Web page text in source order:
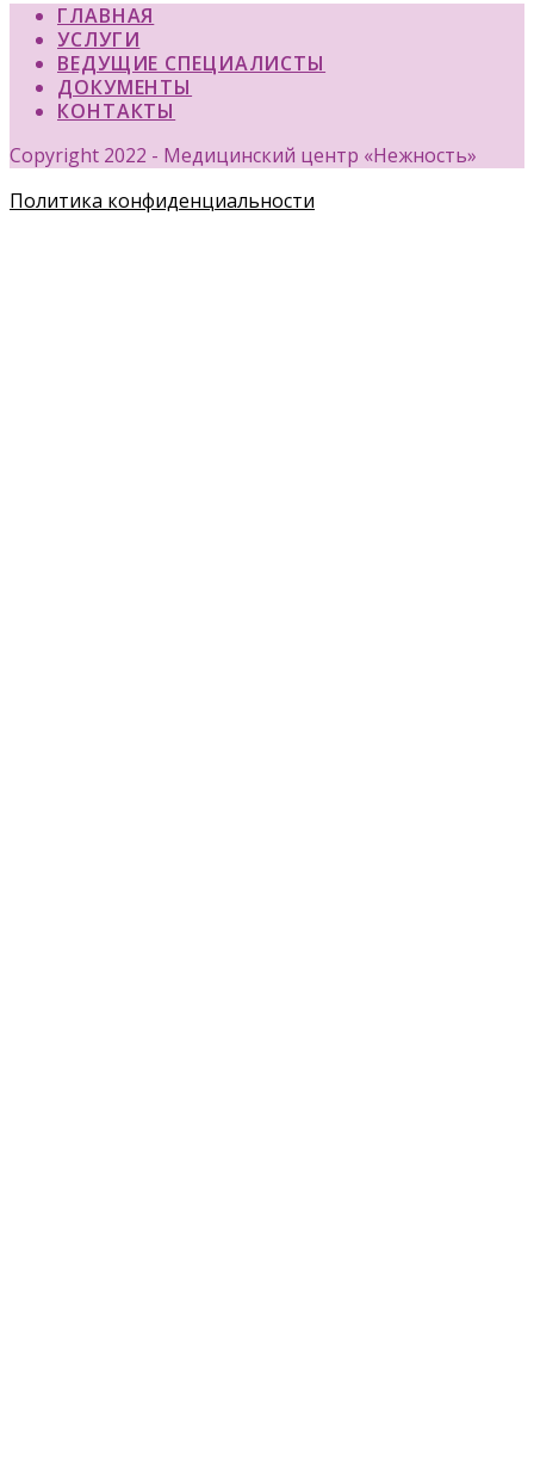
ГЛАВНАЯ
УСЛУГИ
ВЕДУЩИЕ СПЕЦИАЛИСТЫ
ДОКУМЕНТЫ
КОНТАКТЫ
Copyright 2022 - Медицинский центр «Нежность»
Политика конфиденциальности